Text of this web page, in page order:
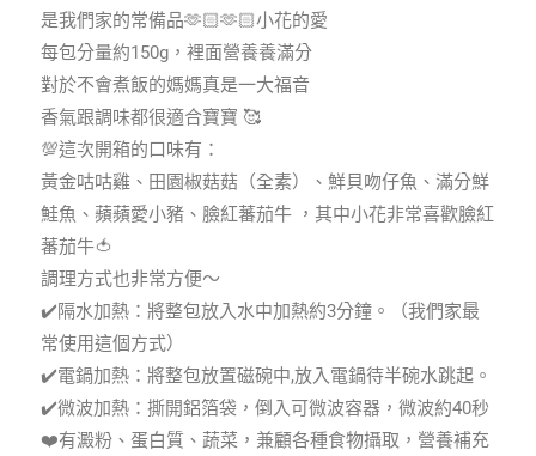
是我們家的常備品🫶🏻🫶🏻小花的愛
每包分量約150g，裡面營養養滿分
對於不會煮飯的媽媽真是一大福音
香氣跟調味都很適合寶寶 🥰
💯這次開箱的口味有：
黃金咕咕雞、田園椒菇菇（全素）、鮮貝吻仔魚、滿分鮮
鮭魚、蘋蘋愛小豬、臉紅蕃茄牛 ，其中小花非常喜歡臉紅
蕃茄牛🍅
調理方式也非常方便～
✔️隔水加熱：將整包放入水中加熱約3分鐘。（我們家最
常使用這個方式）
✔️電鍋加熱：將整包放置磁碗中,放入電鍋待半碗水跳起。
✔️微波加熱：撕開鋁箔袋，倒入可微波容器，微波約40秒
❤️有澱粉、蛋白質、蔬菜，兼顧各種食物攝取，營養補充